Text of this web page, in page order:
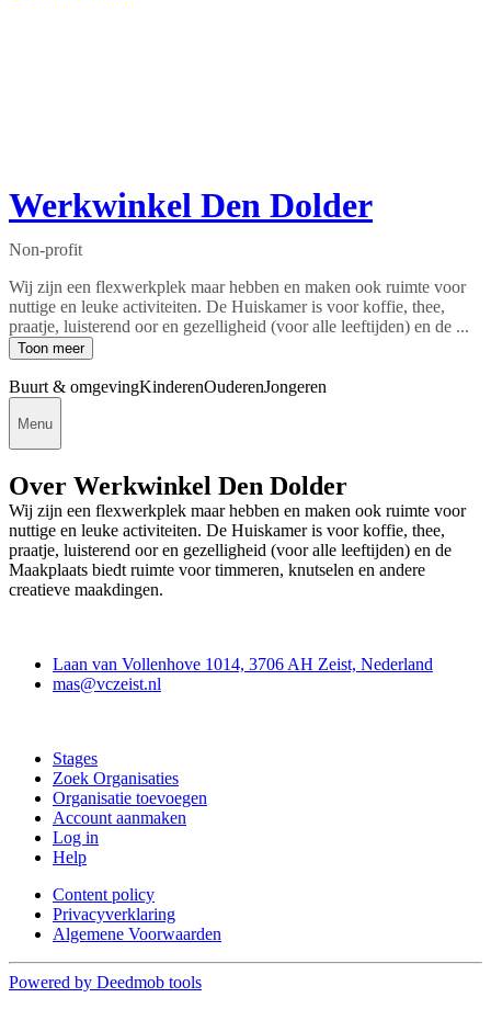
Werkwinkel Den Dolder
Non-profit
Wij zijn een flexwerkplek maar hebben en maken ook ruimte voor
nuttige en leuke activiteiten. De Huiskamer is voor koffie, thee,
praatje, luisterend oor en gezelligheid (voor alle leeftijden) en de ...
Toon meer
Buurt & omgevingKinderenOuderenJongeren
Menu
Over Werkwinkel Den Dolder
Wij zijn een flexwerkplek maar hebben en maken ook ruimte voor
nuttige en leuke activiteiten. De Huiskamer is voor koffie, thee,
praatje, luisterend oor en gezelligheid (voor alle leeftijden) en de
Maakplaats biedt ruimte voor timmeren, knutselen en andere
creatieve maakdingen.
Laan van Vollenhove 1014, 3706 AH Zeist, Nederland
mas@vczeist.nl
Stages
Zoek Organisaties
Organisatie toevoegen
Account aanmaken
Log in
Help
Content policy
Privacyverklaring
Algemene Voorwaarden
Powered by Deedmob tools